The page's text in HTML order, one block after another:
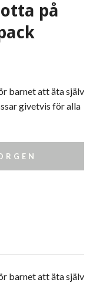
på
barnet att äta själv
givetvis för alla
barnet att äta själv